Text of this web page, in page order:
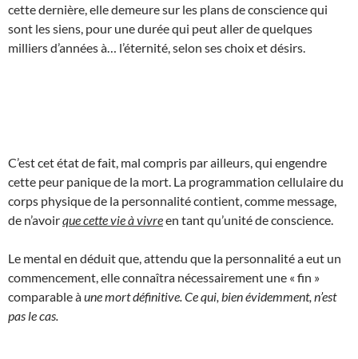
cette dernière, elle demeure sur les plans de conscience qui
sont les siens, pour une durée qui peut aller de quelques
milliers d’années à… l’éternité, selon ses choix et désirs.
C’est cet état de fait, mal compris par ailleurs, qui engendre
cette peur panique de la mort. La programmation cellulaire du
corps physique de la personnalité contient, comme message,
de n’avoirque cette vie à vivreen tant qu’unité de conscience.
Le mental en déduit que, attendu que la personnalité a eut un
commencement, elle connaîtra nécessairement une « fin »
comparable àune mort définitive. Ce qui, bien évidemment, n’est
pas le cas.